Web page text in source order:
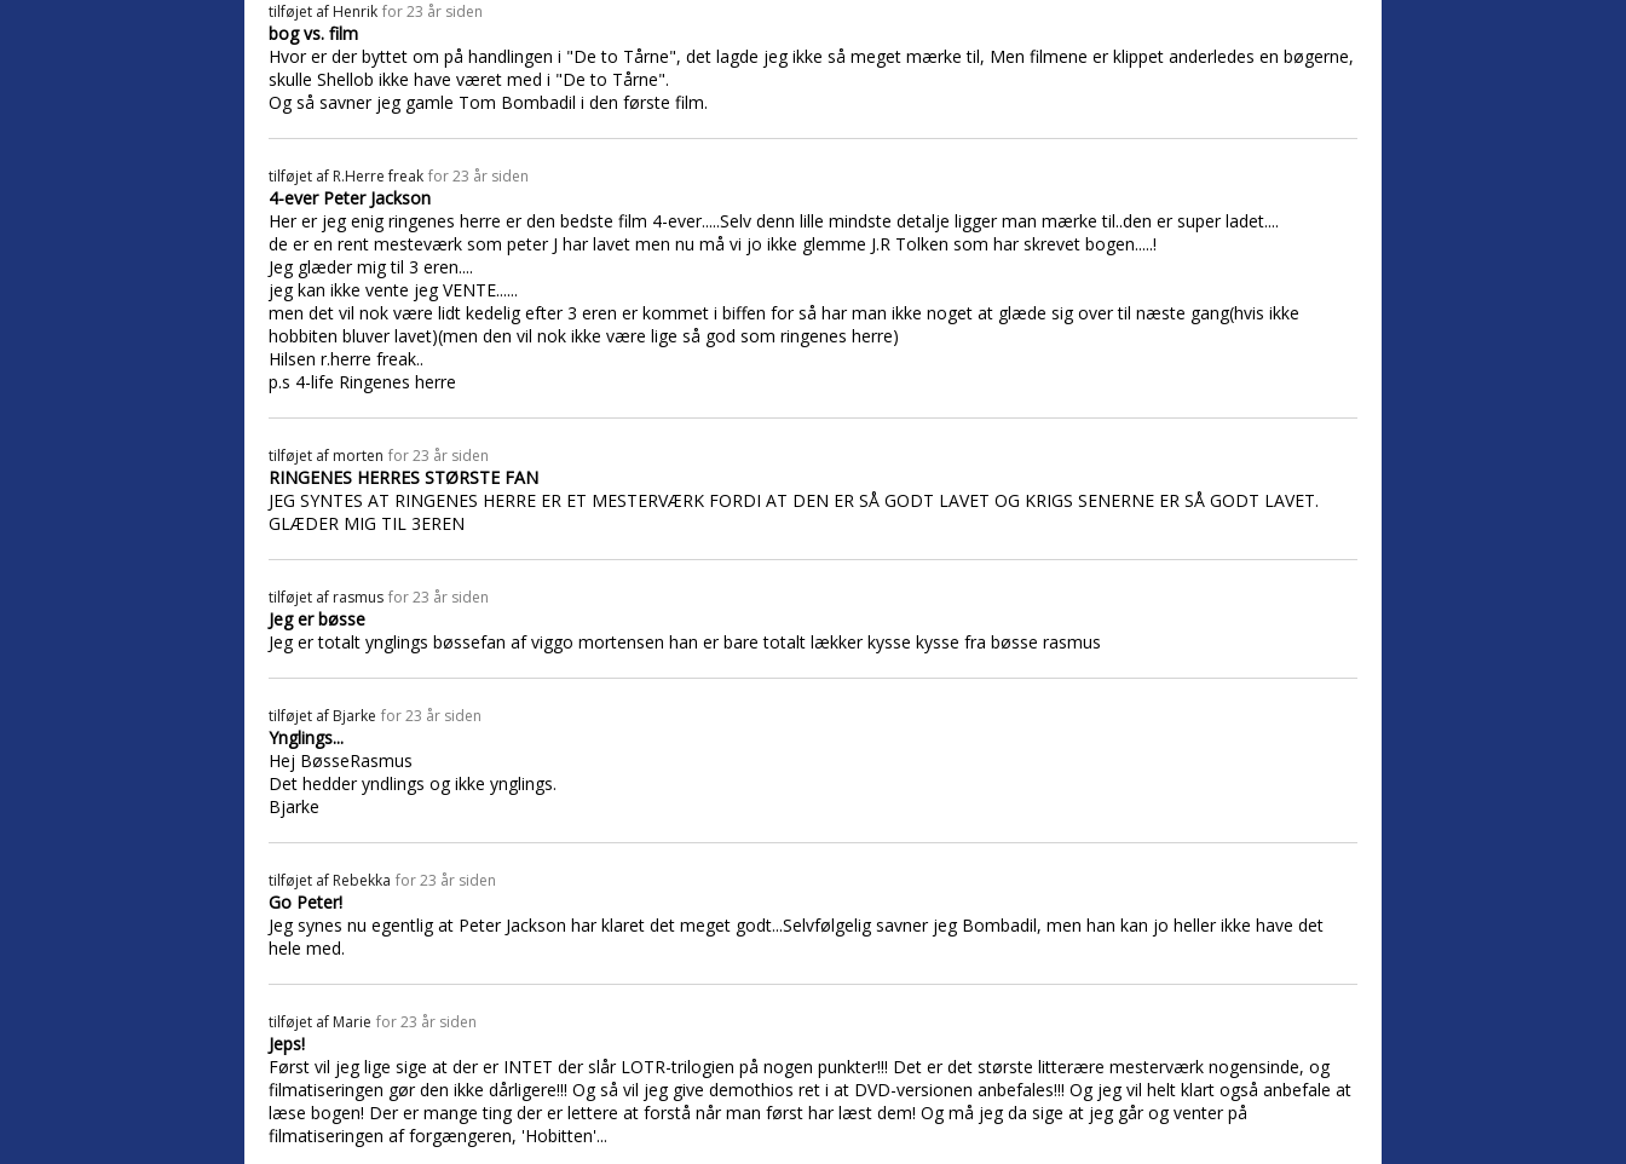
tilføjet af Henrik for 23 år siden
bog vs. film
Hvor er der byttet om på handlingen i "De to Tårne", det lagde jeg ikke så meget mærke til, Men filmene er klippet anderledes en bøgerne,
skulle Shellob ikke have været med i "De to Tårne".
Og så savner jeg gamle Tom Bombadil i den første film.
tilføjet af R.Herre freak for 23 år siden
4-ever Peter Jackson
Her er jeg enig ringenes herre er den bedste film 4-ever.....Selv denn lille mindste detalje ligger man mærke til..den er super ladet....
de er en rent mesteværk som peter J har lavet men nu må vi jo ikke glemme J.R Tolken som har skrevet bogen.....!
Jeg glæder mig til 3 eren....
jeg kan ikke vente jeg VENTE......
men det vil nok være lidt kedelig efter 3 eren er kommet i biffen for så har man ikke noget at glæde sig over til næste gang(hvis ikke
hobbiten bluver lavet)(men den vil nok ikke være lige så god som ringenes herre)
Hilsen r.herre freak..
p.s 4-life Ringenes herre
tilføjet af morten for 23 år siden
RINGENES HERRES STØRSTE FAN
JEG SYNTES AT RINGENES HERRE ER ET MESTERVÆRK FORDI AT DEN ER SÅ GODT LAVET OG KRIGS SENERNE ER SÅ GODT LAVET.
GLÆDER MIG TIL 3EREN
tilføjet af rasmus for 23 år siden
Jeg er bøsse
Jeg er totalt ynglings bøssefan af viggo mortensen han er bare totalt lækker kysse kysse fra bøsse rasmus
tilføjet af Bjarke for 23 år siden
Ynglings...
Hej BøsseRasmus
Det hedder yndlings og ikke ynglings.
Bjarke
tilføjet af Rebekka for 23 år siden
Go Peter!
Jeg synes nu egentlig at Peter Jackson har klaret det meget godt...Selvfølgelig savner jeg Bombadil, men han kan jo heller ikke have det
hele med.
tilføjet af Marie for 23 år siden
Jeps!
Først vil jeg lige sige at der er INTET der slår LOTR-trilogien på nogen punkter!!! Det er det største litterære mesterværk nogensinde, og
filmatiseringen gør den ikke dårligere!!! Og så vil jeg give demothios ret i at DVD-versionen anbefales!!! Og jeg vil helt klart også anbefale at
læse bogen! Der er mange ting der er lettere at forstå når man først har læst dem! Og må jeg da sige at jeg går og venter på
filmatiseringen af forgængeren, 'Hobitten'...